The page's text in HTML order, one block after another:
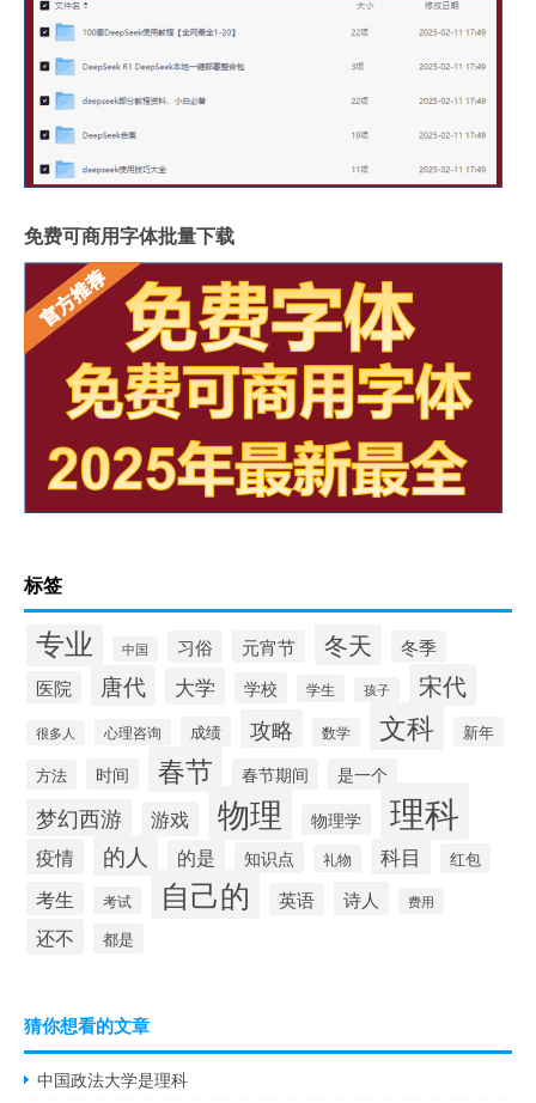
免费可商用字体批量下载
标签
专业 中国 习俗 元宵节 冬天
冬季
医院
唐代 大学 学校 学生 孩子 宋代
很多人 心理咨询 成绩 攻略 数学 文科
新年
方法
时间 春节 春节期间 是一个
梦幻西游 游戏 物理 物理学 理科
疫情 的人 的是 知识点 礼物 科目 红包
考生 考试 自己的 英语 诗人 费用
还不 都是
猜你想看的文章
中国政法大学是理科